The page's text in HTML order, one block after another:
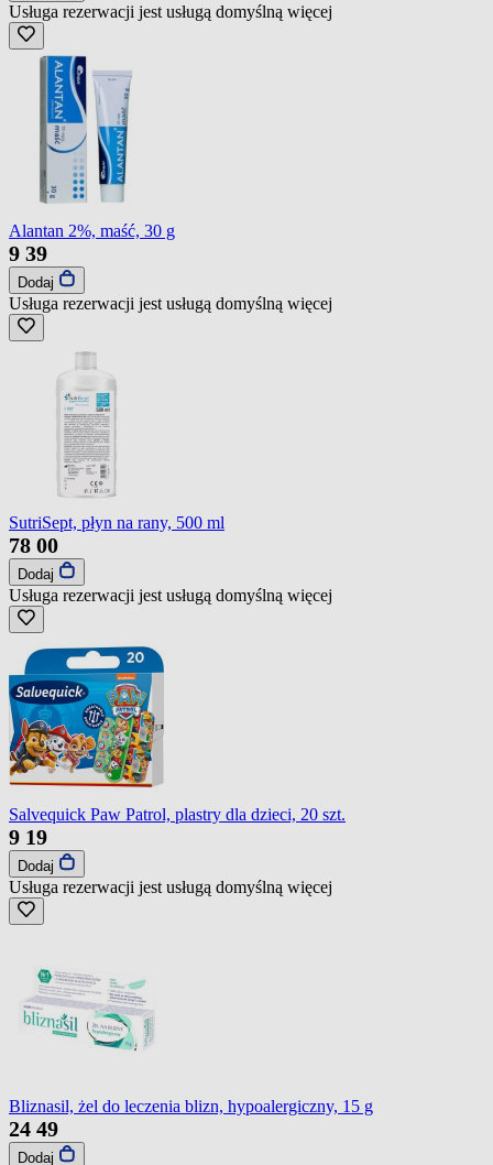
Usługa rezerwacji jest usługą domyślną więcej
Alantan 2%, maść, 30 g
9 39
Dodaj
Usługa rezerwacji jest usługą domyślną więcej
SutriSept, płyn na rany, 500 ml
78 00
Dodaj
Usługa rezerwacji jest usługą domyślną więcej
Salvequick Paw Patrol, plastry dla dzieci, 20 szt.
9 19
Dodaj
Usługa rezerwacji jest usługą domyślną więcej
Bliznasil, żel do leczenia blizn, hypoalergiczny, 15 g
24 49
Dodaj